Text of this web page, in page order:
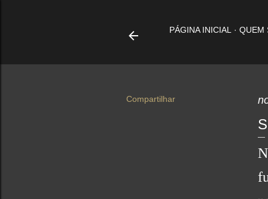
PÁGINA INICIAL QUEM
Compartilhar